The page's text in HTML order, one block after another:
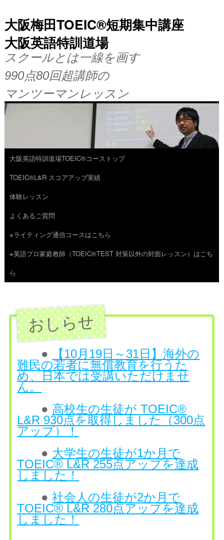
大阪梅田TOEIC®短期集中講座
大阪英語特訓道場
スクールとは一線を画す
990点80回超講師の
マンツーマンレッスン
コ
ン
テ
ン
ツ
へ
ス
大阪英語特訓道場TOEIC®コーストップ
TOEIC®L&R スコアアップ実績
体験レッスン
よくあるご質問
※ライティング通信コースはこちら
※英語プロ家庭教師（TOEIC®TEST 対策以外の対面レッスン）はこち
ら
●
【10月19日～31日】海外の
難民の若者に無償教育を行うた
め、日本では受講いただけませ
ん。
● 高校生の生徒が TOEIC®
L&R 930点を取得しました（300点
アップ）！
● 大学生の生徒が1か月で
TOEIC® L&R 255点アップを達成
しました！
●社会人の生徒が2か月で
TOEIC® L&R 280点アップを達成
しました！